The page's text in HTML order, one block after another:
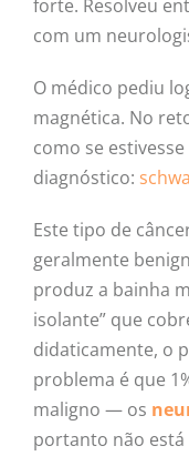
forte. Resolveu
com um
O médico pediu
magnética. No
como se
diagnóstico:
Este tipo de
geralmente
produz a bainha
isolante” que
didaticamente, o
problema é que
maligno — os
portanto não